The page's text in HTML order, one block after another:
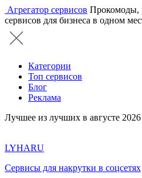
Агрегатор сервисов Прокомоды,
сервисов для бизнеса в одном
Категории
Топ сервисов
Блог
Реклама
Лучшее из лучших в августе 2026
LYHARU
Сервисы для накрутки в соцсетях